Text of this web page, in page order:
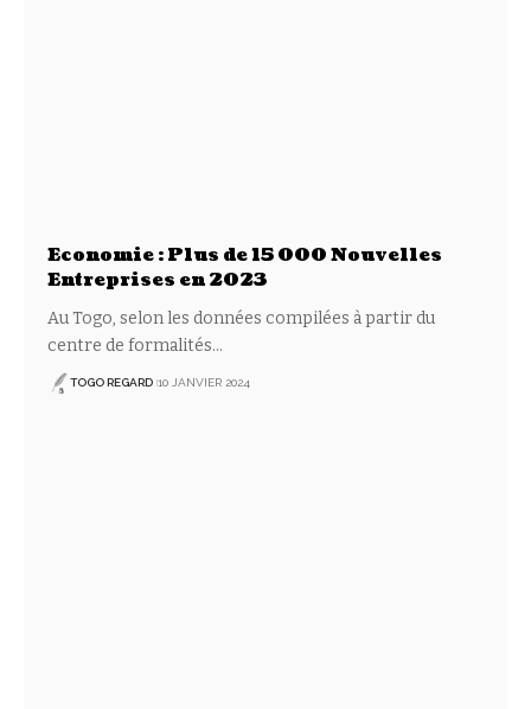
Economie : Plus de 15 000 Nouvelles
Entreprises en 2023
Au Togo, selon les données compilées à partir du
centre de formalités…
TOGO REGARD 10 JANVIER 2024